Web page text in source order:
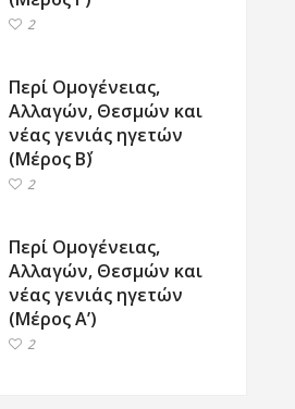
2
Περί Ομογένειας,
Αλλαγών, Θεσμών και
νέας γενιάς ηγετών
(Μέρος Β΄)
2
Περί Ομογένειας,
Αλλαγών, Θεσμών και
νέας γενιάς ηγετών
(Μέρος Α’)
2